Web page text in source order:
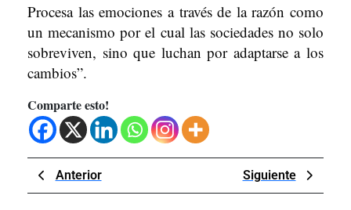
Procesa las emociones a través de la razón como
un mecanismo por el cual las sociedades no solo
sobreviven, sino que luchan por adaptarse a los
cambios”.
Comparte esto!
Navegación
de
AnteriorPrevious
Post
Siguiente
Post